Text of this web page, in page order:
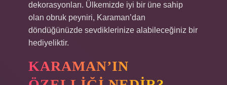
dekorasyonları. Ülkemizde iyi bir üne sahip
olan obruk peyniri, Karaman’dan
döndüğünüzde sevdiklerinize alabileceğiniz bir
hediyeliktir.
KARAMAN’IN